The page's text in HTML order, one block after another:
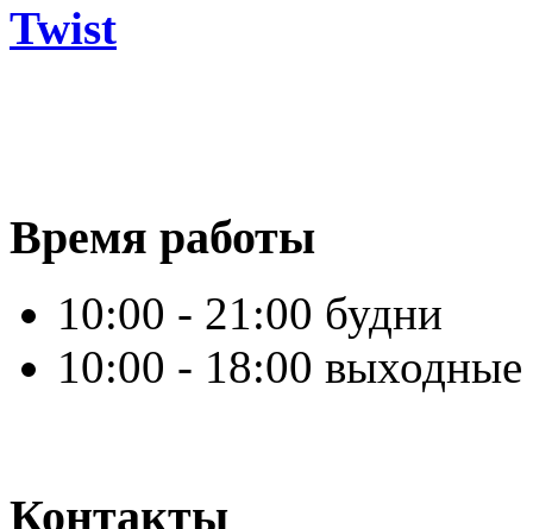
Twist
Время работы
10:00 - 21:00 будни
10:00 - 18:00 выходные
Контакты